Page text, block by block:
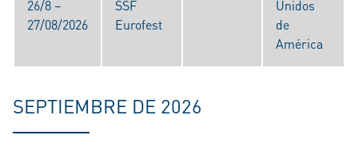
26/8 –
27/08/2026
SSF
Eurofest
Unidos
de
América
SEPTIEMBRE DE 2026